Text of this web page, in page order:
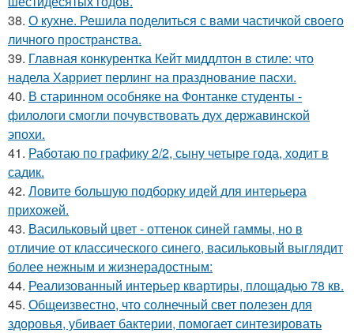
38. О кухне. Решила поделиться с вами частичкой своего
личного пространства.
39. Главная конкурентка Кейт миддлтон в стиле: что
надела Харриет перлинг на празднование пасхи.
40. В старинном особняке на Фонтанке студенты -
филологи смогли почувствовать дух державинской
эпохи.
41. Работаю по графику 2/2, сыну четыре года, ходит в
садик.
42. Ловите большую подборку идей для интерьера
прихожей.
43. Васильковый цвет - оттенок синей гаммы, но в
отличие от классического синего, васильковый выглядит
более нежным и жизнерадостным:
44. Реализованный интерьер квартиры, площадью 78 кв.
45. Общеизвестно, что солнечный свет полезен для
здоровья, убивает бактерии, помогает синтезировать